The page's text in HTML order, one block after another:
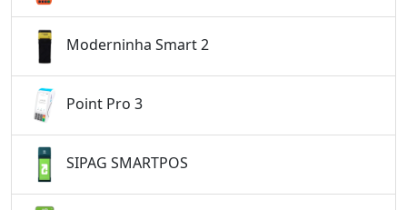
Moderninha Smart 2
Point Pro 3
SIPAG SMARTPOS